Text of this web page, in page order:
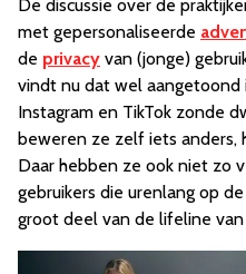
De discussie over de
met gepersonaliseerde
de privacy van (jonge)
vindt nu dat wel aangetoond
Instagram en TikTok zonde
beweren ze zelf iets anders,
Daar hebben ze ook niet zo
gebruikers die urenlang op
groot deel van de lifeline